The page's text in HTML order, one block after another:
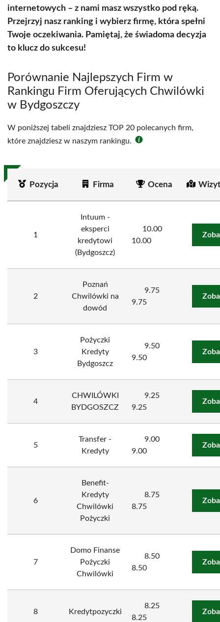
internetowych – z nami masz wszystko pod ręką.
Przejrzyj nasz ranking i wybierz firmę, która spełni
Twoje oczekiwania. Pamiętaj, że świadoma decyzja
to klucz do sukcesu!
Porównanie Najlepszych Firm w
Rankingu Firm Oferujących Chwilówki
w Bydgoszczy
W poniższej tabeli znajdziesz TOP 20 polecanych firm,
które znajdziesz w naszym rankingu.
Pozycja Firma Ocena
1
Intuum -
eksperci
kredytowi
(Bydgoszcz)
10.00
10.00
2
Poznań
Chwilówki na
dowód
9.75
9.75
3
Pożyczki
Kredyty
Bydgoszcz
9.50
9.50
4
CHWILÓWKI
BYDGOSZCZ
9.25
9.25
5
Transfer -
Kredyty
9.00
9.00
6
Benefit-
Kredyty
Chwilówki
Pożyczki
8.75
8.75
7
Domo Finanse
Pożyczki
Chwilówki
8.50
8.50
8 Kredytpozyczki
8.25
8.25